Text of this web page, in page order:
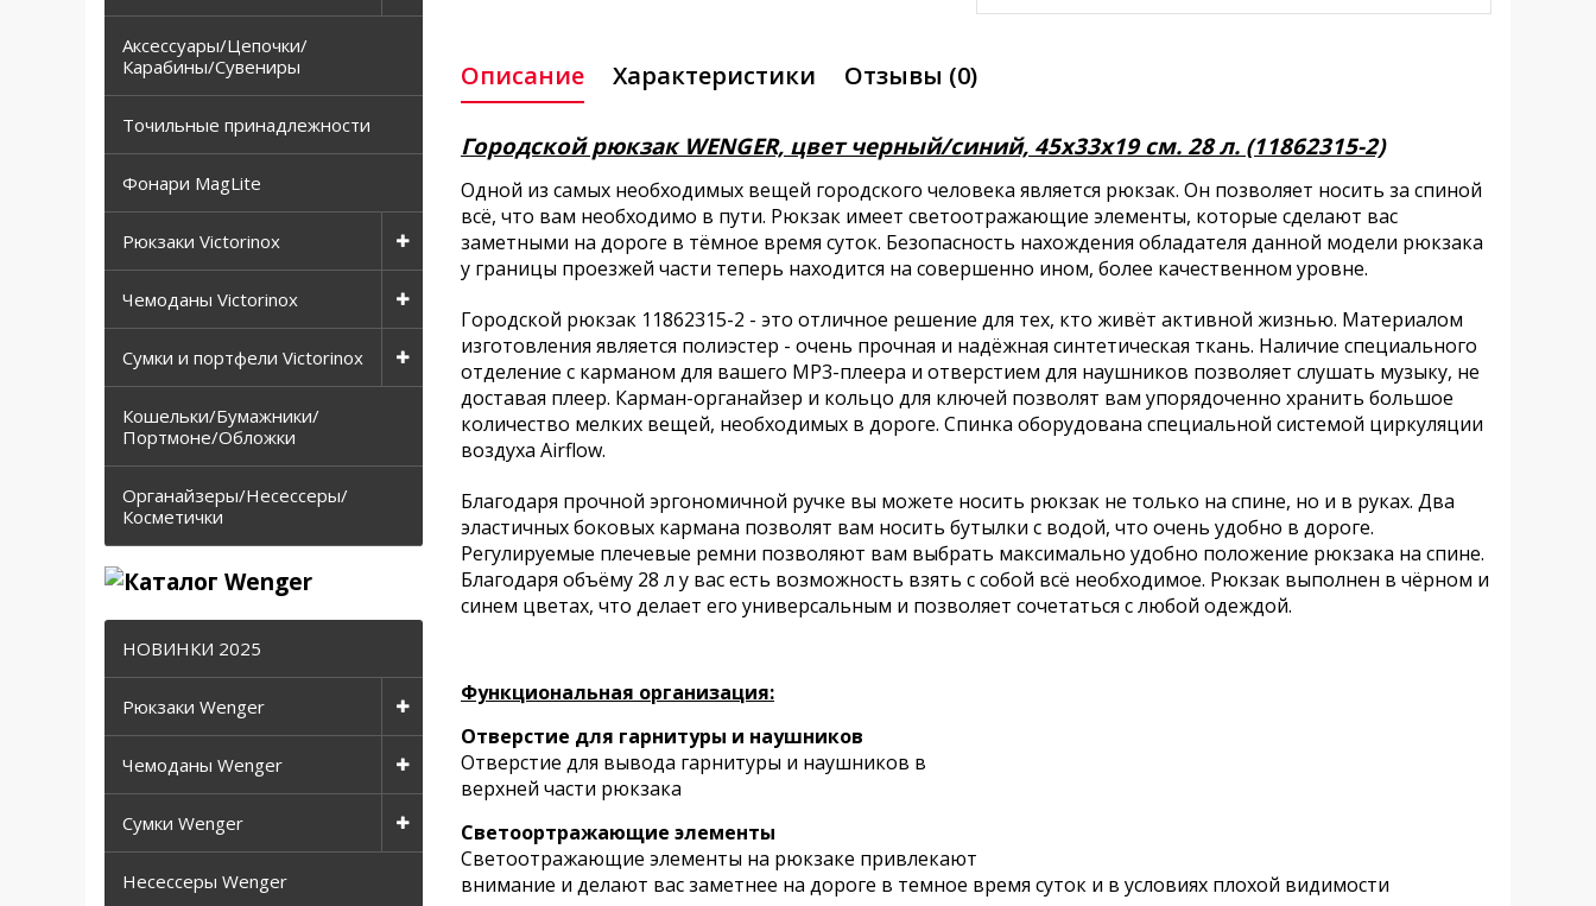
Аксессуары/Цепочки/
Карабины/Сувениры
Точильные принадлежности
Фонари MagLite
Рюкзаки Victorinox
Чемоданы Victorinox
Сумки и портфели Victorinox
Кошельки/Бумажники/
Портмоне/Обложки
Органайзеры/Несессеры/
Косметички
НОВИНКИ 2025
Рюкзаки Wenger
Чемоданы Wenger
Сумки Wenger
Несессеры Wenger
Описание Характеристики Отзывы (0)
Городской рюкзак WENGER, цвет черный/синий, 45х33х19 см. 28 л. (11862315-2)
Одной из самых необходимых вещей городского человека является рюкзак. Он позволяет носить за спиной
всё, что вам необходимо в пути. Рюкзак имеет светоотражающие элементы, которые сделают вас
заметными на дороге в тёмное время суток. Безопасность нахождения обладателя данной модели рюкзака
у границы проезжей части теперь находится на совершенно ином, более качественном уровне.
Городской рюкзак 11862315-2 - это отличное решение для тех, кто живёт активной жизнью. Материалом
изготовления является полиэстер - очень прочная и надёжная синтетическая ткань. Наличие специального
отделение с карманом для вашего MP3-плеера и отверстием для наушников позволяет слушать музыку, не
доставая плеер. Карман-органайзер и кольцо для ключей позволят вам упорядоченно хранить большое
количество мелких вещей, необходимых в дороге. Спинка оборудована специальной системой циркуляции
воздуха Airflow.
Благодаря прочной эргономичной ручке вы можете носить рюкзак не только на спине, но и в руках. Два
эластичных боковых кармана позволят вам носить бутылки с водой, что очень удобно в дороге.
Регулируемые плечевые ремни позволяют вам выбрать максимально удобно положение рюкзака на спине.
Благодаря объёму 28 л у вас есть возможность взять с собой всё необходимое. Рюкзак выполнен в чёрном и
синем цветах, что делает его универсальным и позволяет сочетаться с любой одеждой.
Функциональная организация:
Отверстие для гарнитуры и наушников
Отверстие для вывода гарнитуры и наушников в
верхней части рюкзака
Светоортражающие элементы
Светоотражающие элементы на рюкзаке привлекают
внимание и делают вас заметнее на дороге в темное время суток и в условиях плохой видимости